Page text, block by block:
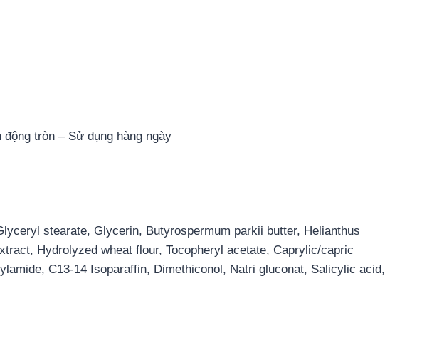
tròn – Sử dụng hàng ngày
stearate, Glycerin, Butyrospermum parkii butter, Helianthus
Hydrolyzed wheat flour, Tocopheryl acetate, Caprylic/capric
C13-14 Isoparaffin, Dimethiconol, Natri gluconat, Salicylic acid,